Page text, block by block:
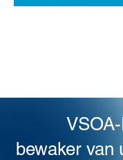
bewaker van